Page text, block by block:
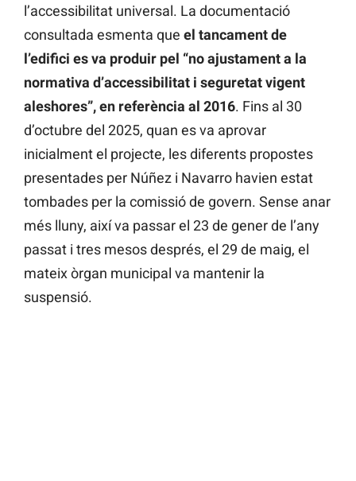
l’accessibilitat universal. La documentació
consultada esmenta que el tancament de
l’edifici es va produir pel “no ajustament a la
normativa d’accessibilitat i seguretat vigent
aleshores”, en referència al 2016. Fins al 30
d’octubre del 2025, quan es va aprovar
inicialment el projecte, les diferents propostes
presentades per Núñez i Navarro havien estat
tombades per la comissió de govern. Sense anar
més lluny, així va passar el 23 de gener de l’any
passat i tres mesos després, el 29 de maig, el
mateix òrgan municipal va mantenir la
suspensió.